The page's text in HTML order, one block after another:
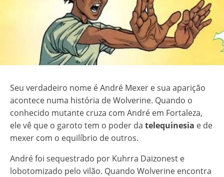
Seu verdadeiro nome é André Mexer e sua aparição
acontece numa história de Wolverine. Quando o
conhecido mutante cruza com André em Fortaleza,
ele vê que o garoto tem o poder da telequinesia e de
mexer com o equilíbrio de outros.
André foi sequestrado por Kuhrra Daizonest e
lobotomizado pelo vilão. Quando Wolverine encontra